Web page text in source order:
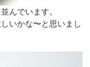
んでいます。
いかな〜と思いまし